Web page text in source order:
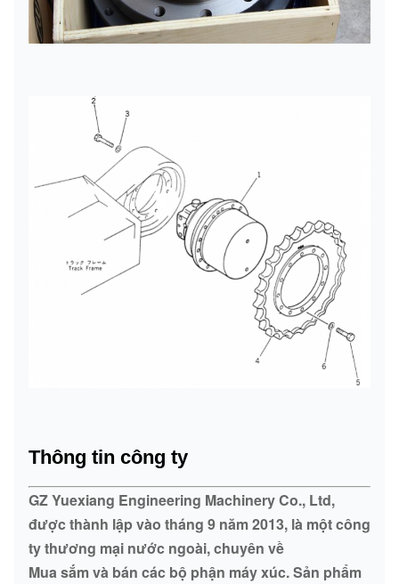
Thông tin công ty
GZ Yuexiang Engineering Machinery Co., Ltd,
được thành lập vào tháng 9 năm 2013, là một công
ty thương mại nước ngoài, chuyên về
Mua sắm và bán các bộ phận máy xúc. Sản phẩm